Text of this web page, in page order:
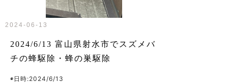
2024-06-13
2024/6/13 富山県射水市でスズメバ
チの蜂駆除・蜂の巣駆除
◉日時:2024/6/13